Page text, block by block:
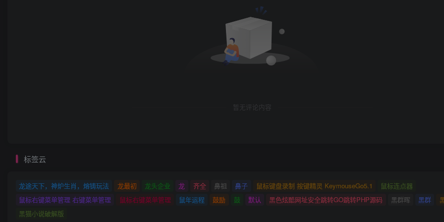
暂无评论内容
标签云
龙途天下，神炉生肖，熔铸玩法 龙最初 龙头企业 龙 齐全 鼻祖 鼻子 鼠标键盘录制 按键精灵 KeymouseGo5.1
鼠标连点器
鼠标右键菜单管理 右键菜单管理
鼠标右键菜单管理 鼠年运程 鼓励 鼓 默认 黑色炫酷网址安全跳转GO跳转PHP源码 黑群晖 黑群
黑猫小说破解版